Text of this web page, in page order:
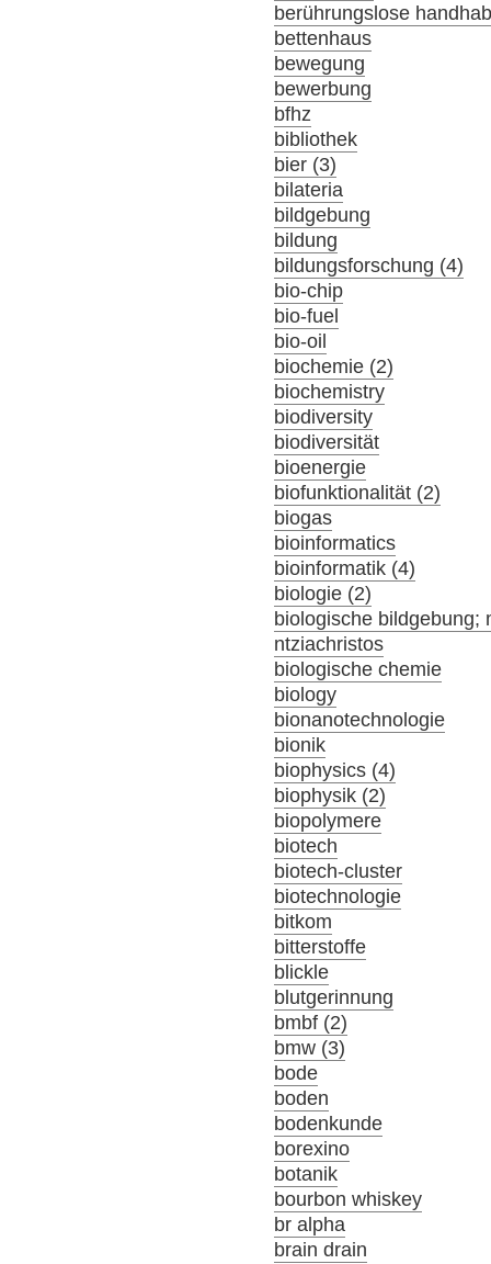
berührungslose
bettenhaus
bewegung
bewerbung
bfhz
bibliothek
bier (3)
bilateria
bildgebung
bildung
bildungsforschung (4)
bio-chip
bio-fuel
bio-oil
biochemie (2)
biochemistry
biodiversity
biodiversität
bioenergie
biofunktionalität (2)
biogas
bioinformatics
bioinformatik (4)
biologie (2)
biologische bildgebung;
ntziachristos
biologische chemie
biology
bionanotechnologie
bionik
biophysics (4)
biophysik (2)
biopolymere
biotech
biotech-cluster
biotechnologie
bitkom
bitterstoffe
blickle
blutgerinnung
bmbf (2)
bmw (3)
bode
boden
bodenkunde
borexino
botanik
bourbon whiskey
br alpha
brain drain